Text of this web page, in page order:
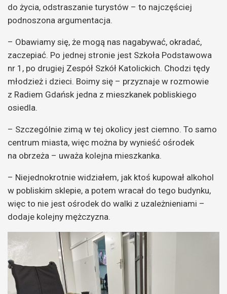
do życia, odstraszanie turystów – to najczęściej
podnoszona argumentacja.
– Obawiamy się, że mogą nas nagabywać, okradać,
zaczepiać. Po jednej stronie jest Szkoła Podstawowa
nr 1, po drugiej Zespół Szkół Katolickich. Chodzi tędy
młodzież i dzieci. Boimy się – przyznaje w rozmowie
z Radiem Gdańsk jedna z mieszkanek pobliskiego
osiedla.
– Szczególnie zimą w tej okolicy jest ciemno. To samo
centrum miasta, więc można by wynieść ośrodek
na obrzeża – uważa kolejna mieszkanka.
– Niejednokrotnie widziałem, jak ktoś kupował alkohol
w pobliskim sklepie, a potem wracał do tego budynku,
więc to nie jest ośrodek do walki z uzależnieniami –
dodaje kolejny mężczyzna.